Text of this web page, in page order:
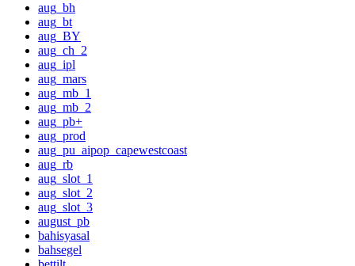
aug_bh
aug_bt
aug_BY
aug_ch_2
aug_ipl
aug_mars
aug_mb_1
aug_mb_2
aug_pb+
aug_prod
aug_pu_aipop_capewestcoast
aug_rb
aug_slot_1
aug_slot_2
aug_slot_3
august_pb
bahisyasal
bahsegel